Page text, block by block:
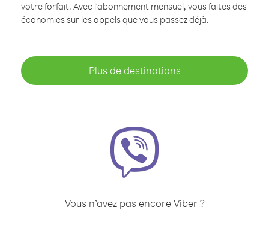
votre forfait. Avec l'abonnement mensuel, vous faites des
économies sur les appels que vous passez déjà.
Plus de destinations
Vous n’avez pas encore Viber ?